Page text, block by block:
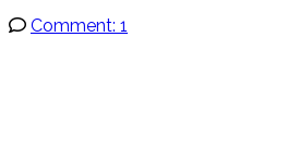
Comment: 1